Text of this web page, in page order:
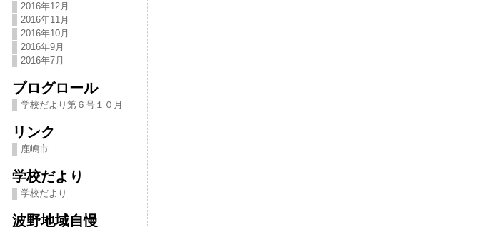
2016年12月
2016年11月
2016年10月
2016年9月
2016年7月
ブログロール
学校だより第６号１０月
リンク
鹿嶋市
学校だより
学校だより
波野地域自慢